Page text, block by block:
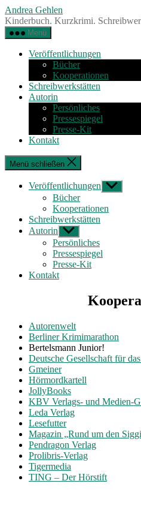
Zum
Inhalt
springen
Andrea Gehlen
Kinderbuch. Kurzkrimi.
Menü
Veröffentlichungen
Bücher
Kooperationen
Schreibwerkstätten
Autorin
Persönliches
Pressespiegel
Presse-Kit
Kontakt
Menü schließen
Veröffentlichungen Untermenü
anzeigen
Bücher
Kooperationen
Schreibwerkstätten
Autorin Untermenü
anzeigen
Persönliches
Pressespiegel
Presse-Kit
Kontakt
Autorenwelt
Berliner Krimimarathon
Bertelsmann Junior!
Deutsche Gesellschaft für
Gmeiner
Hörmordkartell
JollyBooks
KBV Verlags- und Medien-
Leda Verlag
Lesefutter
Magazin „Rund um den
Pendragon Verlag
Prolibris-Verlag
Tigermedia
TING – Der Hörstift